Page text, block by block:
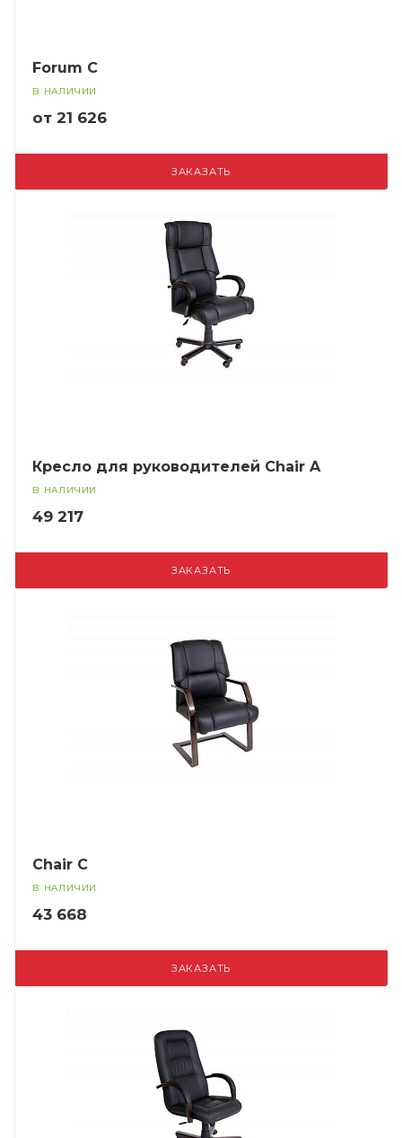
Forum C
В НАЛИЧИИ
от 21 626
ЗАКАЗАТЬ
Кресло для руководителей Chair A
В НАЛИЧИИ
49 217
ЗАКАЗАТЬ
Chair C
В НАЛИЧИИ
43 668
ЗАКАЗАТЬ